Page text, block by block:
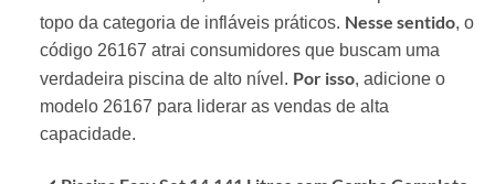
topo da categoria de infláveis práticos. Nesse sentido, o
código 26167 atrai consumidores que buscam uma
verdadeira piscina de alto nível. Por isso, adicione o
modelo 26167 para liderar as vendas de alta
capacidade.